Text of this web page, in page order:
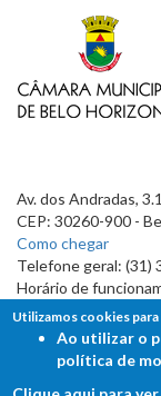
Av. dos Andradas,
CEP: 30260-900 -
Como chegar
Telefone geral: (31)
Horário de
7h às 19h
Utilizamos cookies
Ao utilizar o
política de